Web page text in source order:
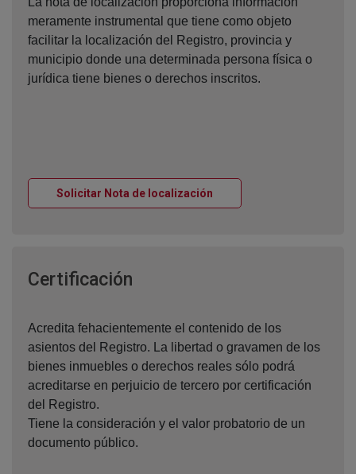
meramente instrumental que tiene como objeto
facilitar la localización del Registro, provincia y
municipio donde una determinada persona física o
jurídica tiene bienes o derechos inscritos.
Solicitar Nota de localización
Certificación
Acredita fehacientemente el contenido de los
asientos del Registro. La libertad o gravamen de los
bienes inmuebles o derechos reales sólo podrá
acreditarse en perjuicio de tercero por certificación
del Registro.
Tiene la consideración y el valor probatorio de un
documento público.